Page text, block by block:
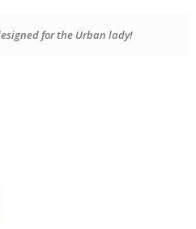
for the Urban lady!